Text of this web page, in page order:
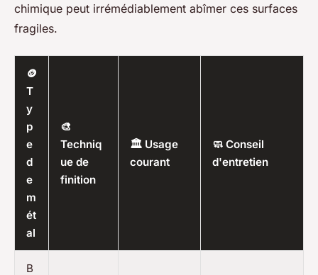
chimique peut irrémédiablement abîmer ces surfaces
fragiles.
🪙
T
y
p
e
d
e
m
ét
al
🎨
Techniq
ue de
finition
🏛️ Usage
courant
🧼 Conseil
d'entretien
B